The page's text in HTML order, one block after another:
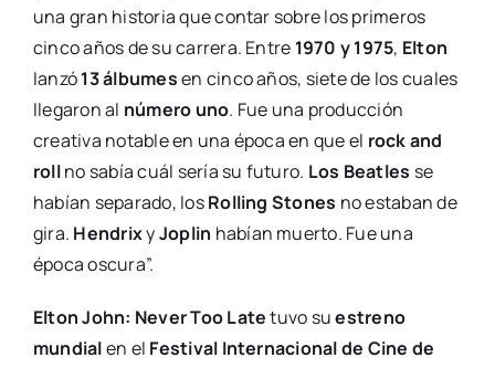
una gran historia que contar sobre los primeros
cinco años de su carrera. Entre 1970 y 1975, Elton
lanzó13 álbumesen cinco años, siete de los cuales
llegaron al número uno. Fue una producción
creativa notable en una época en que el rock and
rollno sabía cuál sería su futuro. Los Beatles se
habían separado, losRolling Stones no estaban de
gira. HendrixyJoplin habían muerto. Fue una
época oscura”.
Elton John: Never Too Latetuvo suestreno
mundialen el Festival Internacional de Cine de